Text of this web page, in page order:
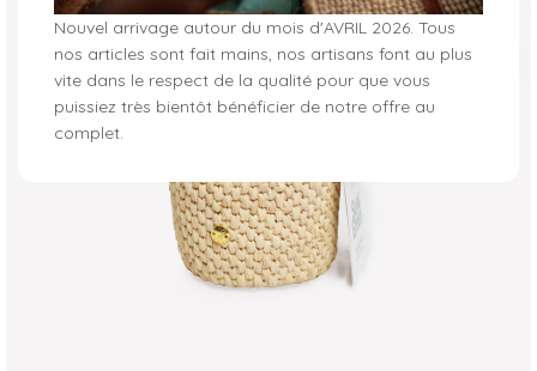
Nouvel arrivage autour du mois d'AVRIL 2026. Tous
nos articles sont fait mains, nos artisans font au plus
vite dans le respect de la qualité pour que vous
puissiez très bientôt bénéficier de notre offre au
complet.